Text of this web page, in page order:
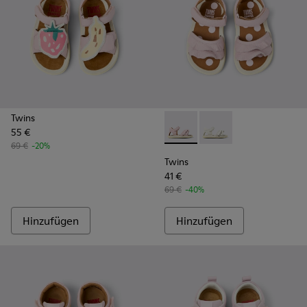
Twins
55 €
69 € -20%
Hinzufügen
Twins - K800678-002 -
Twins - K800678-
Twins
41 €
69 € -40%
Hinzufügen